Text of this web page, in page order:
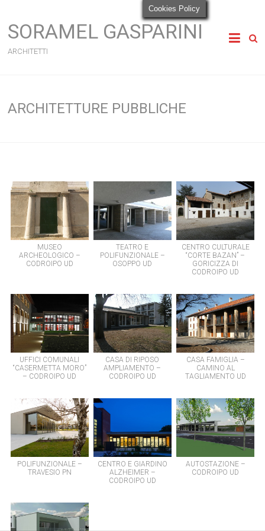
SORAMEL GASPARINI
ARCHITETTI
ARCHITETTURE PUBBLICHE
MUSEO
ARCHEOLOGICO –
CODROIPO UD
TEATRO E
POLIFUNZIONALE –
OSOPPO UD
CENTRO CULTURALE
“CORTE BAZAN” –
GORICIZZA DI
CODROIPO UD
UFFICI COMUNALI
“CASERMETTA MORO”
– CODROIPO UD
CASA DI RIPOSO
AMPLIAMENTO –
CODROIPO UD
CASA FAMIGLIA –
CAMINO AL
TAGLIAMENTO UD
POLIFUNZIONALE –
TRAVESIO PN
CENTRO E GIARDINO
ALZHEIMER –
CODROIPO UD
AUTOSTAZIONE –
CODROIPO UD
Cookies Policy